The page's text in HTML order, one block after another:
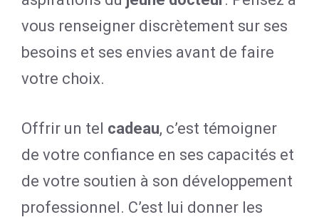
vous renseigner discrètement sur ses
besoins et ses envies avant de faire
votre choix.
Offrir un tel cadeau, c’est témoigner
de votre confiance en ses capacités et
de votre soutien à son développement
professionnel. C’est lui donner les